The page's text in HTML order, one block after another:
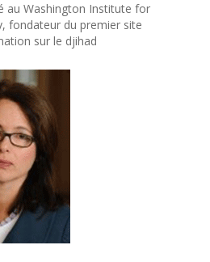
au Washington Institute for
fondateur du premier site
sur le djihad